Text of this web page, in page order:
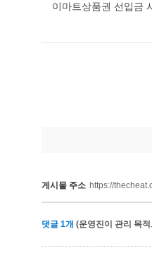
이마트상품권 선입금
게시물 주소 https://
댓글 1개 (운영진이 관리 목